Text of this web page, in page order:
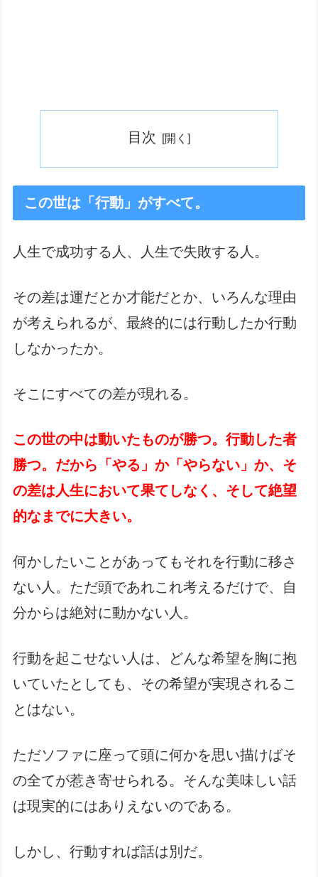
目次
この世は「行動」がすべて。
人生で成功する人、人生で失敗する人。
その差は運だとか才能だとか、いろんな理由
が考えられるが、最終的には行動したか行動
しなかったか。
そこにすべての差が現れる。
この世の中は動いたものが勝つ。行動した者
勝つ。だから「やる」か「やらない」か、そ
の差は人生において果てしなく、そして絶望
的なまでに大きい。
何かしたいことがあってもそれを行動に移さ
ない人。ただ頭であれこれ考えるだけで、自
分からは絶対に動かない人。
行動を起こせない人は、どんな希望を胸に抱
いていたとしても、その希望が実現されるこ
とはない。
ただソファに座って頭に何かを思い描けばそ
の全てが惹き寄せられる。そんな美味しい話
は現実的にはありえないのである。
しかし、行動すれば話は別だ。